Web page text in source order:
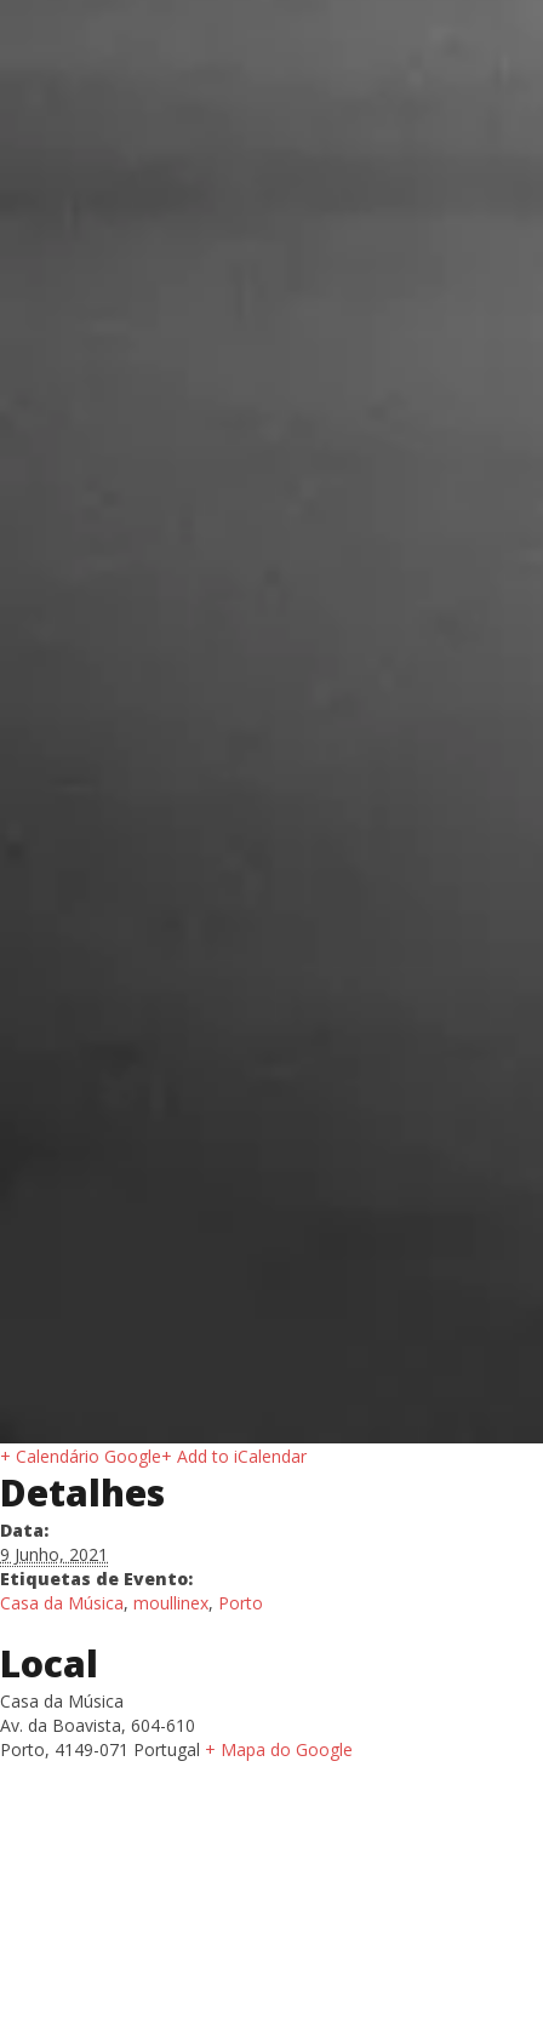
+ Calendário Google+ Add to iCalendar
Detalhes
Data:
9 Junho, 2021
Etiquetas de Evento:
Casa da Música, moullinex, Porto
Local
Casa da Música
Av. da Boavista, 604-610
Porto, 4149-071 Portugal + Mapa do Google